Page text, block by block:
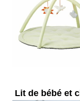
Lit de bébé et